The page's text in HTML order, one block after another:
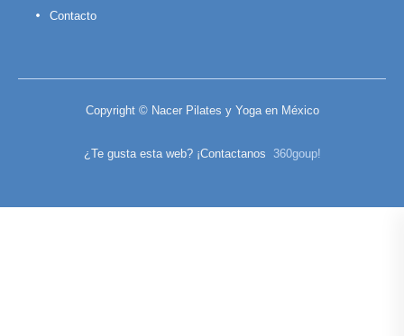
Contacto
Copyright © Nacer Pilates y Yoga en México
¿Te gusta esta web? ¡Contactanos 360goup!